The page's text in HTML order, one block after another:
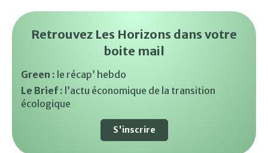
Retrouvez Les Horizons dans votre
boite mail
Green : le récap’ hebdo
Le Brief : l’actu économique de la transition
écologique
S'inscrire